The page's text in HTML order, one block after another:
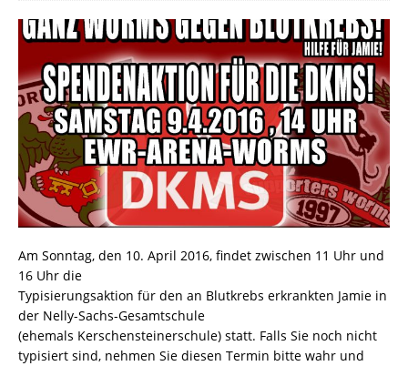
Am Sonntag, den 10. April 2016, findet zwischen 11 Uhr und
16 Uhr die
Typisierungsaktion für den an Blutkrebs erkrankten Jamie in
der Nelly-Sachs-Gesamtschule
(ehemals Kerschensteinerschule) statt. Falls Sie noch nicht
typisiert sind, nehmen Sie diesen Termin bitte wahr und